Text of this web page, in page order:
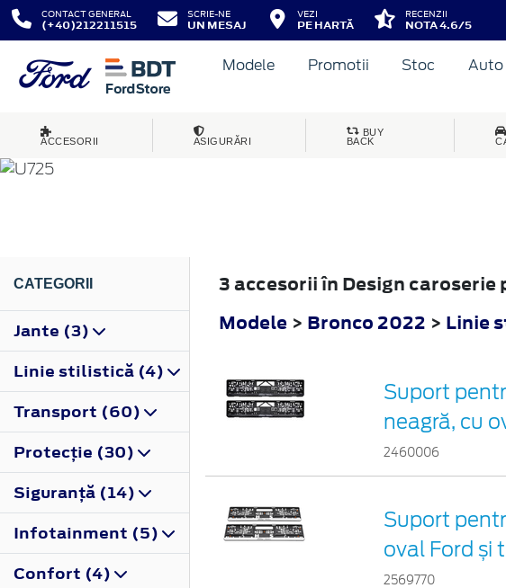
CONTACT GENERAL
(+40)212211515
SCRIE-NE
UN MESAJ
VEZI
PE HARTĂ
RECENZII
NOTA 4.6/5
Modele Promotii Stoc Auto
ACCESORII ASIGURĂRI
BUY
BACK
BRONCO
CATEGORII
Jante (3)
Linie stilistică (4)
Transport (60)
Protecţie (30)
Siguranţă (14)
Infotainment (5)
Confort (4)
3 accesorii în Design
Modele > Bronco 2022 > Linie
Suport
neagră, cu
2460006
Suport
oval Ford și
2569770